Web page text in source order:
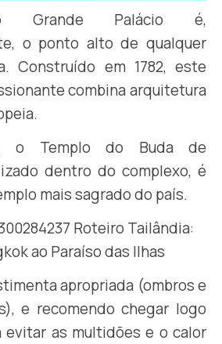
Grande Palácio é,
o ponto alto de qualquer
Construído em 1782, este
combina arquitetura
o Templo do Buda de
dentro do complexo, é
mais sagrado do país.
apropriada (ombros e
e recomendo chegar logo
evitar as multidões e o calor